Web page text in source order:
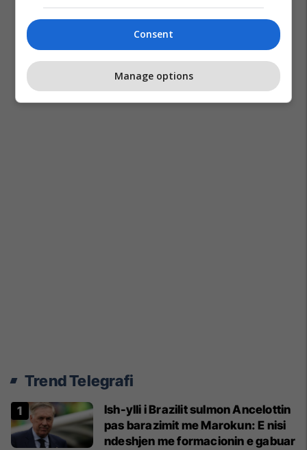
Trend Telegrafi
Ish-ylli i Brazilit sulmon Ancelottin
pas barazimit me Marokun: E nisi
ndeshjen me formacionin e gabuar
Consent
Manage options